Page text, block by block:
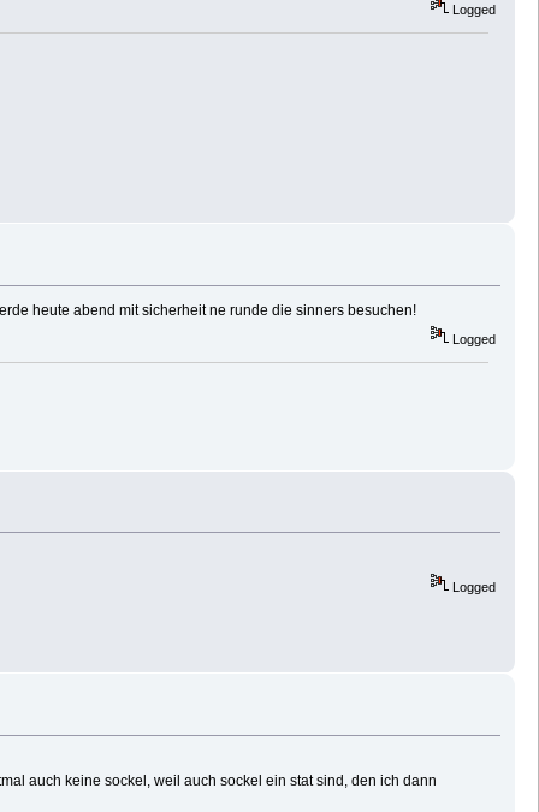
Logged
heute abend mit sicherheit ne runde die sinners besuchen!
Logged
Logged
auch keine sockel, weil auch sockel ein stat sind, den ich dann